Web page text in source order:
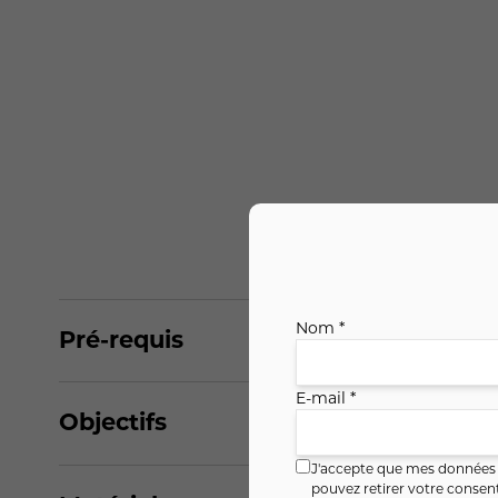
Pré-requis
Objectifs
Nom *
E-mail *
J'accepte que mes
pouvez retirer votre